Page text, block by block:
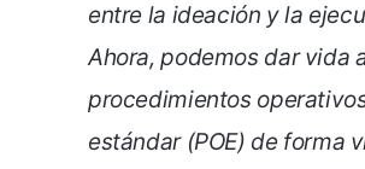
entre la ideación y la
Ahora, podemos dar vida
procedimientos
estándar (POE) de forma